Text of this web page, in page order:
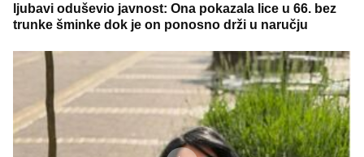
ljubavi oduševio javnost: Ona pokazala lice u 66. bez
trunke šminke dok je on ponosno drži u naručju